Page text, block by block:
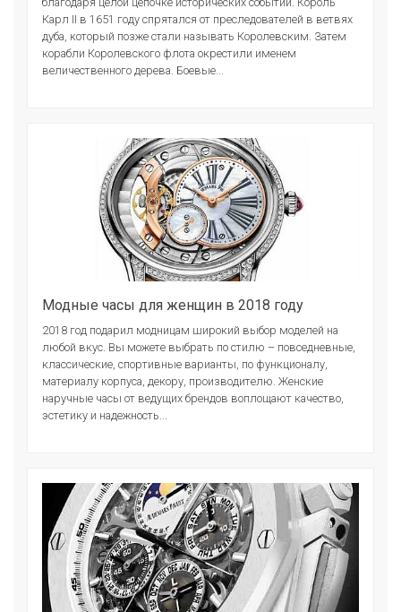
Карл II в 1651 году спрятался от преследователей в ветвях
дуба, который позже стали называть Королевским. Затем
корабли Королевского флота окрестили именем
величественного дерева. Боевые...
Модные часы для женщин в 2018 году
2018 год подарил модницам широкий выбор моделей на
любой вкус. Вы можете выбрать по стилю – повседневные,
классические, спортивные варианты, по функционалу,
материалу корпуса, декору, производителю. Женские
наручные часы от ведущих брендов воплощают качество,
эстетику и надежность...